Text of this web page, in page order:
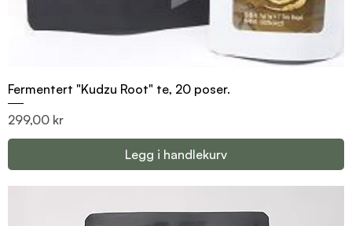
Fermentert "Kudzu Root" te, 20 poser.
Pris
299,00 kr
Legg i handlekurv